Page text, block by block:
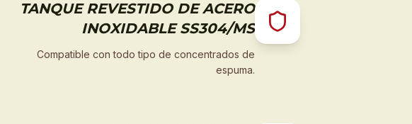
TANQUE REVESTIDO DE ACERO
INOXIDABLE SS304/MS
Compatible con todo tipo de concentrados de
espuma.